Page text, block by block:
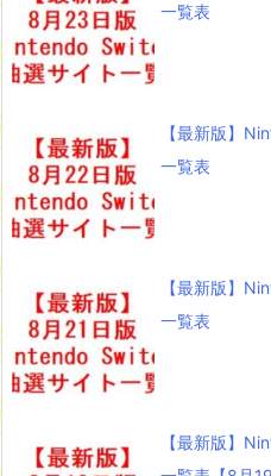
一覧表
【最新版】
一覧表
【最新版】
一覧表
【最新版】